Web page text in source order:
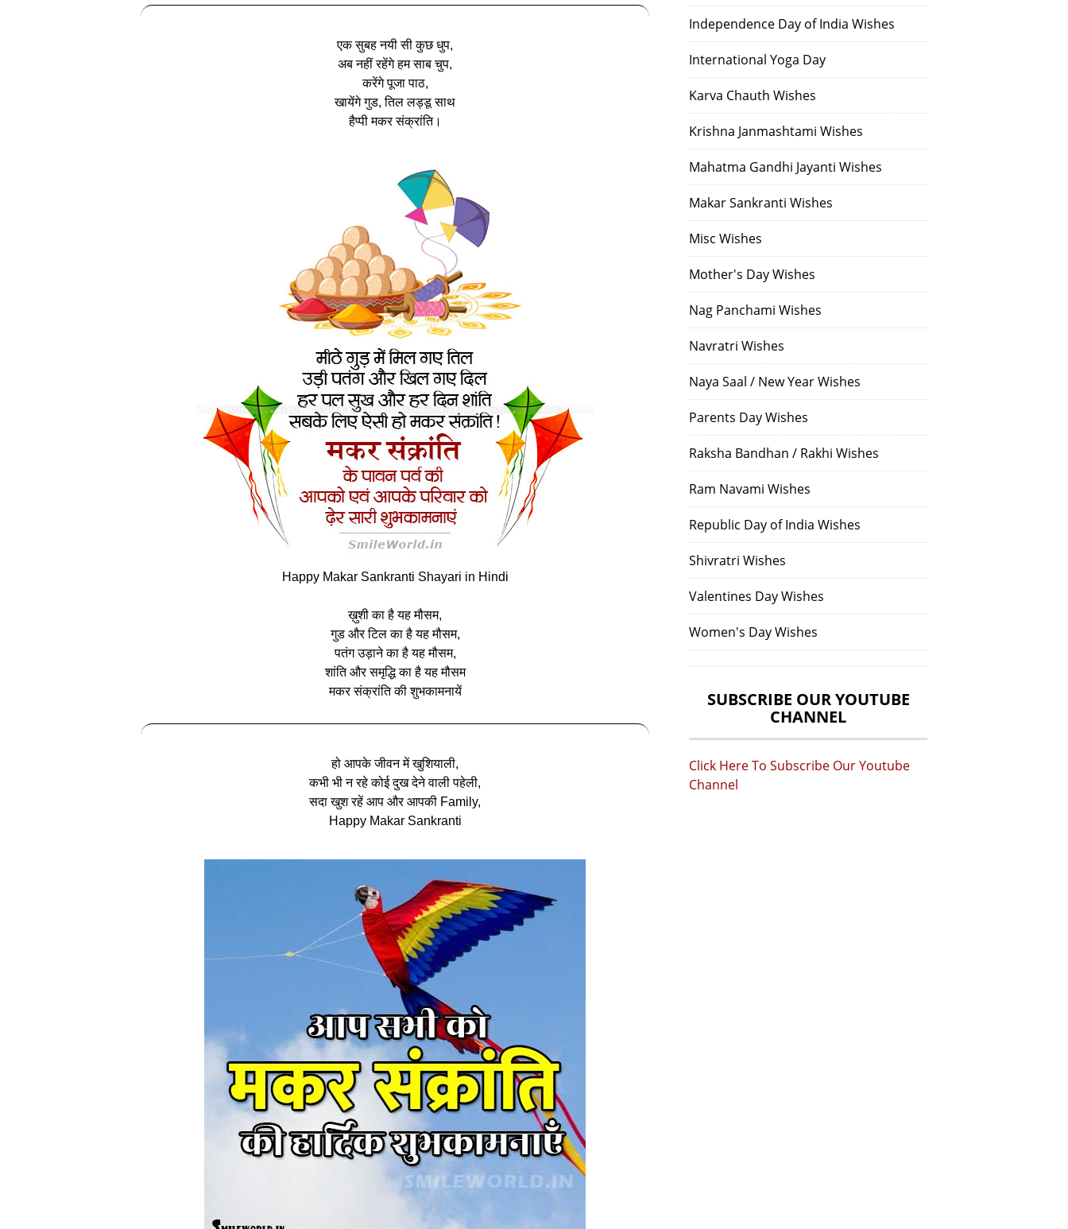
एक सुबह नयी सी कुछ धुप,
अब नहीं रहेंगे हम साब चुप,
करेंगे पूजा पाठ,
खायेंगे गुड, तिल लड्डू साथ
हैप्पी मकर संक्रांति।
Happy Makar Sankranti Shayari in Hindi
ख़ुशी का है यह मौसम,
गुड और टिल का है यह मौसम,
पतंग उड़ाने का है यह मौसम,
शांति और समृद्धि का है यह मौसम
मकर संक्रांति की शुभकामनायें
हो आपके जीवन में खुशियाली,
कभी भी न रहे कोई दुख देने वाली पहेली,
सदा खुश रहें आप और आपकी Family,
Happy Makar Sankranti
Independence Day of India Wishes
International Yoga Day
Karva Chauth Wishes
Krishna Janmashtami Wishes
Mahatma Gandhi Jayanti Wishes
Makar Sankranti Wishes
Misc Wishes
Mother's Day Wishes
Nag Panchami Wishes
Navratri Wishes
Naya Saal / New Year Wishes
Parents Day Wishes
Raksha Bandhan / Rakhi Wishes
Ram Navami Wishes
Republic Day of India Wishes
Shivratri Wishes
Valentines Day Wishes
Women's Day Wishes
SUBSCRIBE OUR YOUTUBE
CHANNEL
Click Here To Subscribe Our Youtube
Channel